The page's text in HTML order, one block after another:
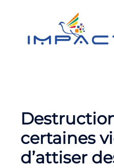
certaines
d’attiser